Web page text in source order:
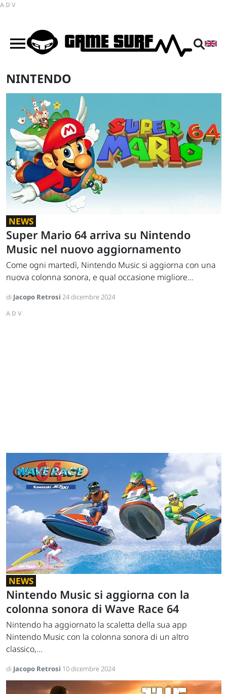
ADV
NINTENDO
NEWS
Super Mario 64 arriva su Nintendo
Music nel nuovo aggiornamento
Come ogni martedì, Nintendo Music si aggiorna con una
nuova colonna sonora, e qual occasione migliore...
di Jacopo Retrosi 24 dicembre 2024
ADV
NEWS
Nintendo Music si aggiorna con la
colonna sonora di Wave Race 64
Nintendo ha aggiornato la scaletta della sua app
Nintendo Music con la colonna sonora di un altro
classico,...
di Jacopo Retrosi 10 dicembre 2024